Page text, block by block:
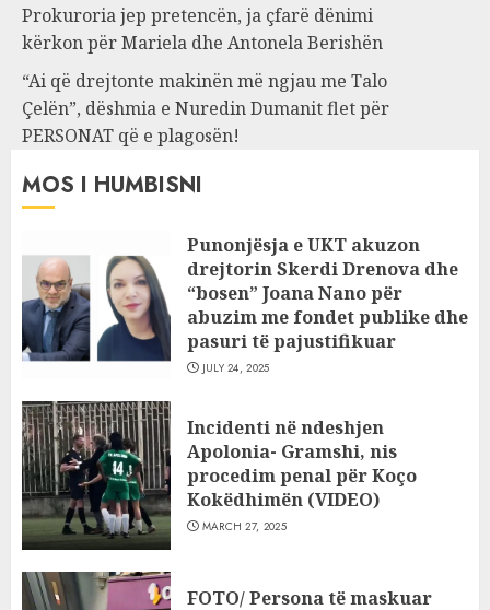
Prokuroria jep pretencën, ja çfarë dënimi
kërkon për Mariela dhe Antonela Berishën
“Ai që drejtonte makinën më ngjau me Talo
Çelën”, dëshmia e Nuredin Dumanit flet për
PERSONAT që e plagosën!
MOS I HUMBISNI
Punonjësja e UKT akuzon
drejtorin Skerdi Drenova dhe
“bosen” Joana Nano për
abuzim me fondet publike dhe
pasuri të pajustifikuar
JULY 24, 2025
Incidenti në ndeshjen
Apolonia- Gramshi, nis
procedim penal për Koço
Kokëdhimën (VIDEO)
MARCH 27, 2025
FOTO/ Persona të maskuar